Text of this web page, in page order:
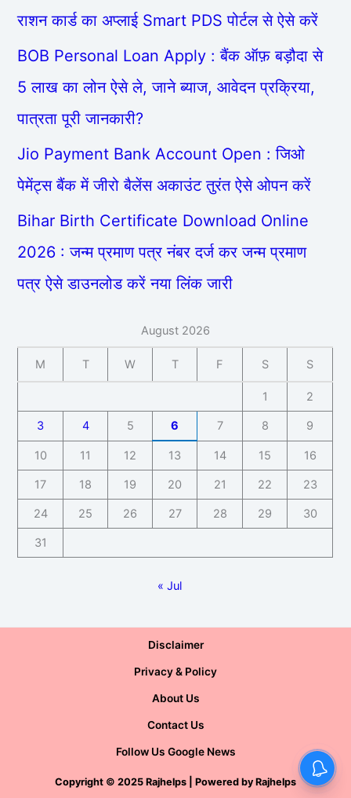
राशन कार्ड का अप्लाई Smart PDS पोर्टल से ऐसे करें
BOB Personal Loan Apply : बैंक ऑफ़ बड़ौदा से
5 लाख का लोन ऐसे ले, जाने ब्याज, आवेदन प्रक्रिया,
पात्रता पूरी जानकारी?
Jio Payment Bank Account Open : जिओ
पेमेंट्स बैंक में जीरो बैलेंस अकाउंट तुरंत ऐसे ओपन करें
Bihar Birth Certificate Download Online
2026 : जन्म प्रमाण पत्र नंबर दर्ज कर जन्म प्रमाण
पत्र ऐसे डाउनलोड करें नया लिंक जारी
August 2026
M T W T F S S
1 2
3 4 5 6 7 8 9
10 11 12 13 14 15 16
17 18 19 20 21 22 23
24 25 26 27 28 29 30
31
« Jul
Disclaimer
Privacy & Policy
About Us
Contact Us
Follow Us Google News
Copyright © 2025 Rajhelps | Powered by Rajhelps